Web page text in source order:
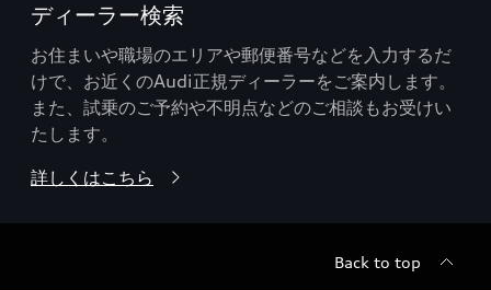
ディーラー検索
お住まいや職場のエリアや郵便番号などを入力するだ
けで、お近くのAudi正規ディーラーをご案内します。
また、試乗のご予約や不明点などのご相談もお受けい
たします。
詳しくはこちら
Back to top